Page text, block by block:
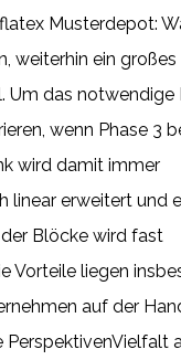
Musterdepot:
weiterhin ein großes
Um das notwendige
wenn Phase 3
wird damit immer
linear erweitert und
Blöcke wird fast
Vorteile liegen
auf der
PerspektivenVielfalt